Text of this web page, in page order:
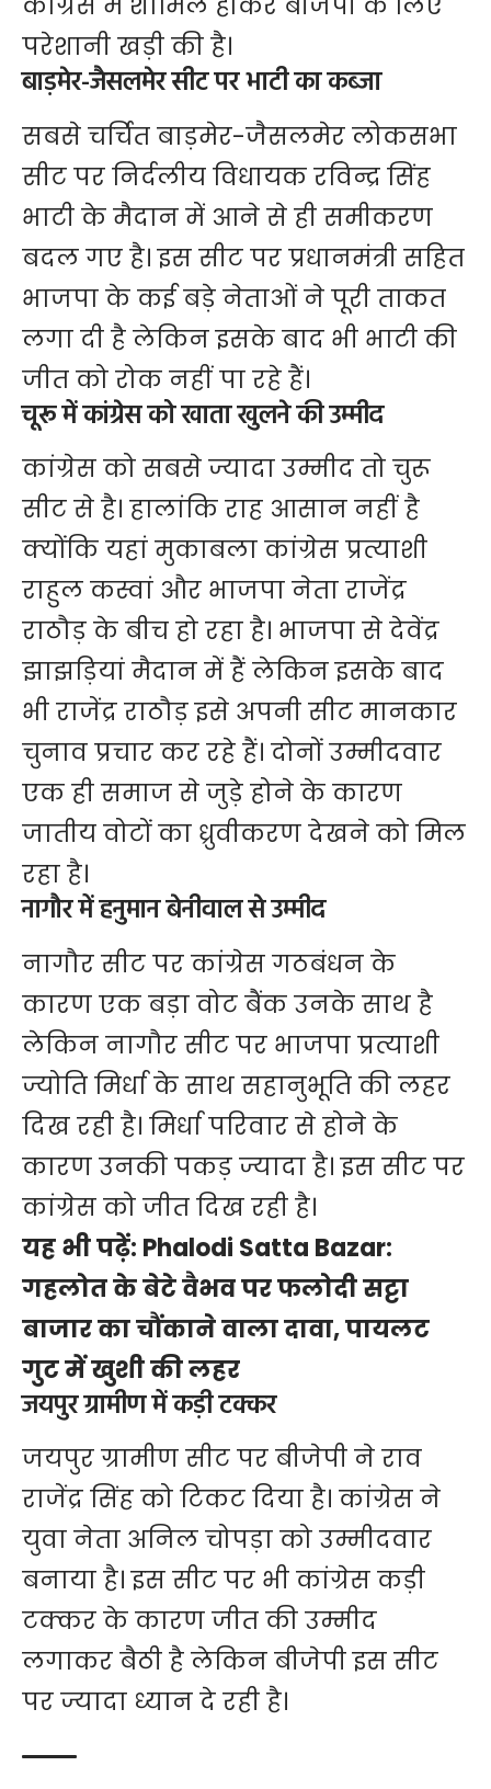
परेशानी खड़ी की है।
बाड़मेर-जैसलमेर सीट पर भाटी का कब्जा
सबसे चर्चित बाड़मेर-जैसलमेर लोकसभा
सीट पर निर्दलीय विधायक रविन्द्र सिंह
भाटी के मैदान में आने से ही समीकरण
बदल गए है। इस सीट पर प्रधानमंत्री सहित
भाजपा के कई बड़े नेताओं ने पूरी ताकत
लगा दी है लेकिन इसके बाद भी भाटी की
जीत को रोक नहीं पा रहे हैं।
चूरू में कांग्रेस को खाता खुलने की उम्मीद
कांग्रेस को सबसे ज्यादा उम्मीद तो चुरू
सीट से है। हालांकि राह आसान नहीं है
क्योंकि यहां मुकाबला कांग्रेस प्रत्याशी
राहुल कस्वां और भाजपा नेता राजेंद्र
राठौड़ के बीच हो रहा है। भाजपा से देवेंद्र
झाझड़ियां मैदान में हैं लेकिन इसके बाद
भी राजेंद्र राठौड़ इसे अपनी सीट मानकार
चुनाव प्रचार कर रहे हैं। दोनों उम्मीदवार
एक ही समाज से जुड़े होने के कारण
जातीय वोटों का ध्रुवीकरण देखने को मिल
रहा है।
नागौर में हनुमान बेनीवाल से उम्मीद
नागौर सीट पर कांग्रेस गठबंधन के
कारण एक बड़ा वोट बैंक उनके साथ है
लेकिन नागौर सीट पर भाजपा प्रत्याशी
ज्योति मिर्धा के साथ सहानुभूति की लहर
दिख रही है। मिर्धा परिवार से होने के
कारण उनकी पकड़ ज्यादा है। इस सीट पर
कांग्रेस को जीत दिख रही है।
यह भी पढ़ें: Phalodi Satta Bazar:
गहलोत के बेटे वैभव पर फलोदी सट्टा
बाजार का चौंकाने वाला दावा, पायलट
गुट में खुशी की लहर
जयपुर ग्रामीण में कड़ी टक्कर
जयपुर ग्रामीण सीट पर बीजेपी ने राव
राजेंद्र सिंह को टिकट दिया है। कांग्रेस ने
युवा नेता अनिल चोपड़ा को उम्मीदवार
बनाया है। इस सीट पर भी कांग्रेस कड़ी
टक्कर के कारण जीत की उम्मीद
लगाकर बैठी है लेकिन बीजेपी इस सीट
पर ज्यादा ध्यान दे रही है।